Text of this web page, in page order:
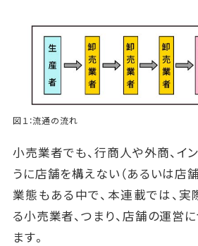
図１：流通の流れ
小売業者でも、行商人や外商、イ
うに店舗を構えない（あるいは店
業態もある中で、本連載では、
る小売業者、つまり、店舗の運営
ます。